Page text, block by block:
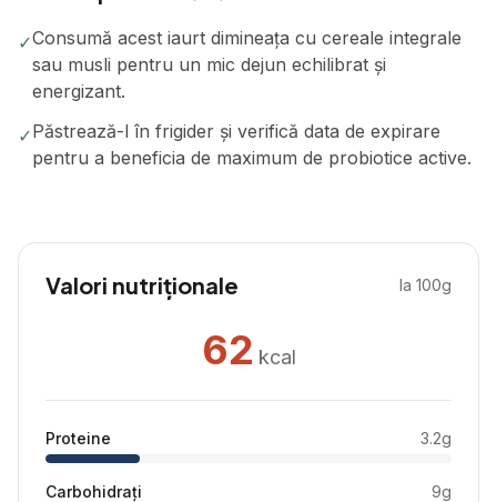
✓Consumă acest iaurt dimineața cu cereale integrale
sau musli pentru un mic dejun echilibrat și
energizant.
✓Păstrează-l în frigider și verifică data de expirare
pentru a beneficia de maximum de probiotice active.
Valori nutriționale la 100g
62 kcal
Proteine 3.2g
Carbohidrați 9g